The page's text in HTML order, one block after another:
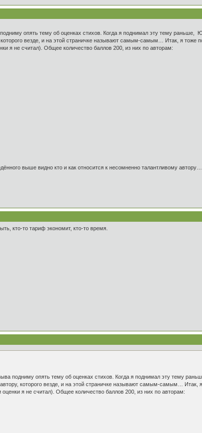
опять тему об оценках стихов. Когда я поднимал эту тему
везде, и на этой страничке называют самым-самым… Итак, я тоже
я не считал). Общее количество баллов 200, из них по авторам:
выше видно кто и как относится к несомненно талантливому автору…
кто-то тариф экономит, кто-то время.
подниму опять тему об оценках стихов. Когда я поднимал эту тему
которого везде, и на этой страничке называют самым-самым… Итак,
я не считал). Общее количество баллов 200, из них по авторам: